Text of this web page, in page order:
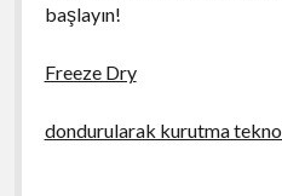
başlayın!
Freeze Dry
dondurularak kurutma